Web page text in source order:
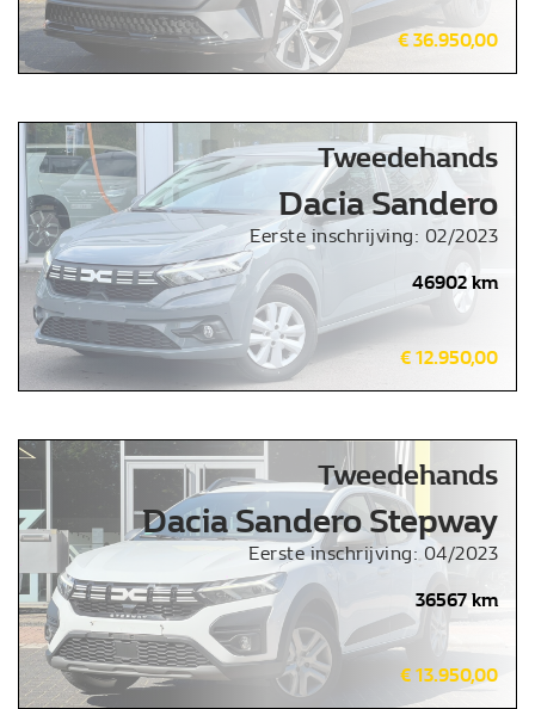
€ 36.950,00
Tweedehands
Dacia Sandero
Eerste inschrijving: 02/2023
46902 km
€ 12.950,00
Tweedehands
Dacia Sandero Stepway
Eerste inschrijving: 04/2023
36567 km
€ 13.950,00